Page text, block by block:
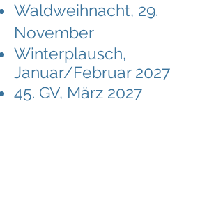
Waldweihnacht, 29.
November
Winterplausch,
Januar/Februar 2027
45. GV, März 2027